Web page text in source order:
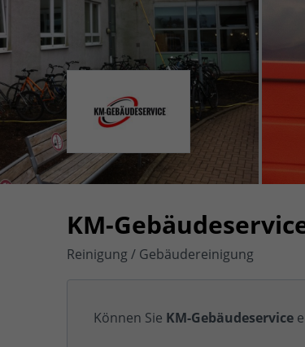
KM-
Reinigung / Gebäudereinigung
Können Sie KM-Gebäudeservice